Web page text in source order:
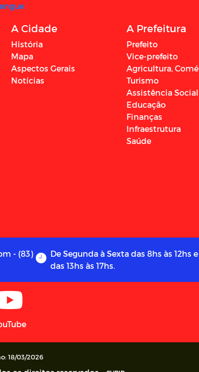
A Cidade
História
Mapa
Aspectos Gerais
Notícias
A Prefeitura
Prefeito
Vice-prefeito
Agricultura,
Turismo
Assistência Social
Educação
Finanças
Infraestrutura
Saúde
- (83)
De Segunda à Sexta das 8hs às 12hs e
das 13hs às 17hs.
18/03/2026